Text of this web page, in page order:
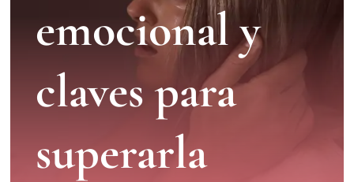
Contacto
emocional y
claves para
superarla